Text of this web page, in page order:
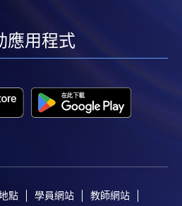
linkedin
應用程式
點 學員網站 教師網站